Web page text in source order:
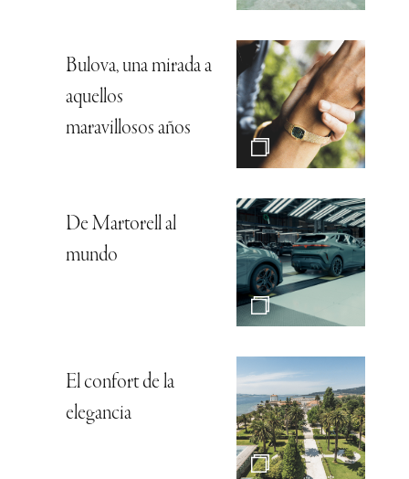
Bulova, una mirada a
aquellos
maravillosos años
De Martorell al
mundo
El confort de la
elegancia